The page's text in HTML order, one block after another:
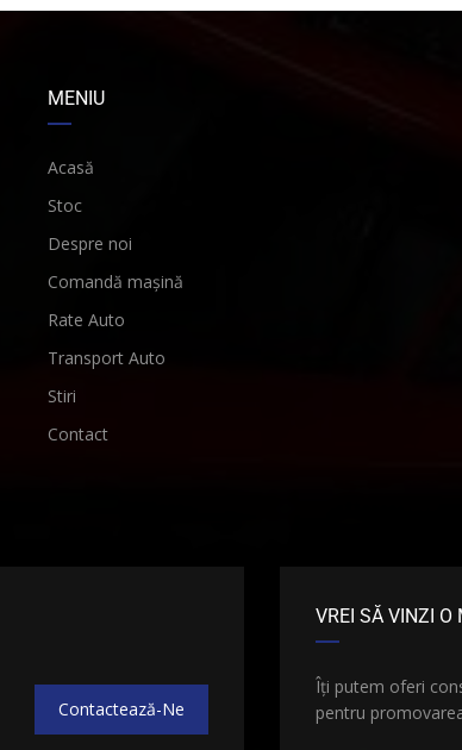
MENIU
Acasă
Stoc
Despre noi
Comandă mașină
Rate Auto
Transport Auto
Stiri
Contact
Contactează-Ne
VREI SĂ VINZI O
Îți putem oferi
pentru